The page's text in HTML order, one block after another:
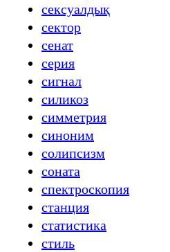
сексуалдық
сектор
сенат
серия
сигнал
силикоз
симметрия
синоним
солипсизм
соната
спектроскопия
станция
статистика
стиль